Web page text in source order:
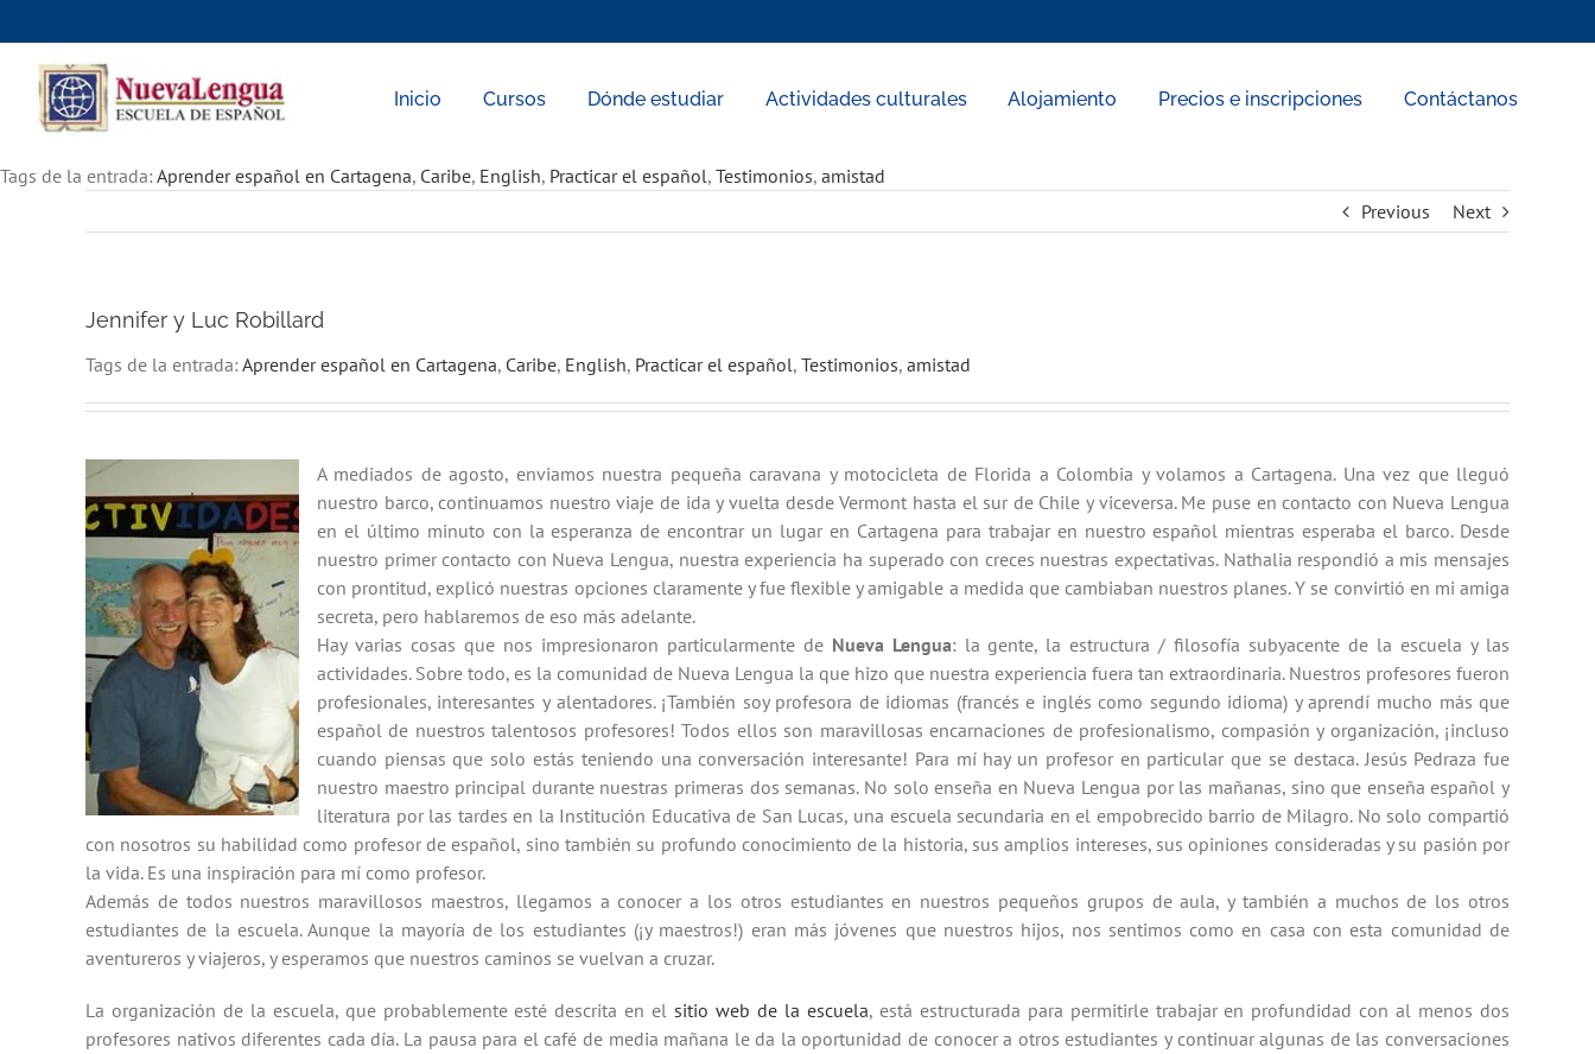
to
content
Inicio Cursos Dónde estudiar Actividades culturales Alojamiento Precios e inscripciones Contáctanos
Tags de la entrada: Aprender español en Cartagena, Caribe, English, Practicar el español, Testimonios, amistad
Previous
Next
Jennifer y Luc Robillard
Tags de la entrada: Aprender español en Cartagena, Caribe, English, Practicar el español, Testimonios, amistad
A mediados de agosto, enviamos nuestra pequeña caravana y motocicleta de Florida a Colombia y volamos a Cartagena. Una vez que lleguó
nuestro barco, continuamos nuestro viaje de ida y vuelta desde Vermont hasta el sur de Chile y viceversa. Me puse en contacto con Nueva Lengua
en el último minuto con la esperanza de encontrar un lugar en Cartagena para trabajar en nuestro español mientras esperaba el barco. Desde
nuestro primer contacto con Nueva Lengua, nuestra experiencia ha superado con creces nuestras expectativas. Nathalia respondió a mis mensajes
con prontitud, explicó nuestras opciones claramente y fue flexible y amigable a medida que cambiaban nuestros planes. Y se convirtió en mi amiga
secreta, pero hablaremos de eso más adelante.
Hay varias cosas que nos impresionaron particularmente de Nueva Lengua: la gente, la estructura / filosofía subyacente de la escuela y las
actividades. Sobre todo, es la comunidad de Nueva Lengua la que hizo que nuestra experiencia fuera tan extraordinaria. Nuestros profesores fueron
profesionales, interesantes y alentadores. ¡También soy profesora de idiomas (francés e inglés como segundo idioma) y aprendí mucho más que
español de nuestros talentosos profesores! Todos ellos son maravillosas encarnaciones de profesionalismo, compasión y organización, ¡incluso
cuando piensas que solo estás teniendo una conversación interesante! Para mí hay un profesor en particular que se destaca. Jesús Pedraza fue
nuestro maestro principal durante nuestras primeras dos semanas. No solo enseña en Nueva Lengua por las mañanas, sino que enseña español y
literatura por las tardes en la Institución Educativa de San Lucas, una escuela secundaria en el empobrecido barrio de Milagro. No solo compartió
con nosotros su habilidad como profesor de español, sino también su profundo conocimiento de la historia, sus amplios intereses, sus opiniones consideradas y su pasión por
la vida. Es una inspiración para mí como profesor.
Además de todos nuestros maravillosos maestros, llegamos a conocer a los otros estudiantes en nuestros pequeños grupos de aula, y también a muchos de los otros
estudiantes de la escuela. Aunque la mayoría de los estudiantes (¡y maestros!) eran más jóvenes que nuestros hijos, nos sentimos como en casa con esta comunidad de
aventureros y viajeros, y esperamos que nuestros caminos se vuelvan a cruzar.
La organización de la escuela, que probablemente esté descrita en elsitio web de la escuela, está estructurada para permitirle trabajar en profundidad con al menos dos
profesores nativos diferentes cada día. La pausa para el café de media mañana le da la oportunidad de conocer a otros estudiantes y continuar algunas de las conversaciones